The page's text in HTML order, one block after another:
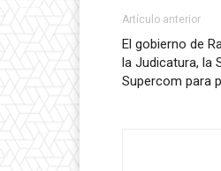
Artículo anterior
El gobierno de
la Judicatura, la
Supercom para